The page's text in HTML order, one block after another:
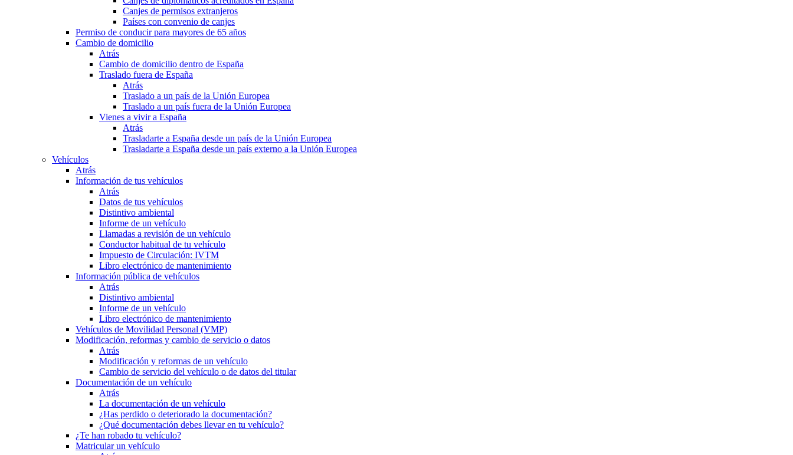
Canjes de permisos extranjeros
Países con convenio de canjes
Permiso de conducir para mayores de 65 años
Cambio de domicilio
Atrás
Cambio de domicilio dentro de España
Traslado fuera de España
Atrás
Traslado a un país de la Unión Europea
Traslado a un país fuera de la Unión Europea
Vienes a vivir a España
Atrás
Trasladarte a España desde un país de la Unión Europea
Trasladarte a España desde un país externo a la Unión Europea
Vehículos
Atrás
Información de tus vehículos
Atrás
Datos de tus vehículos
Distintivo ambiental
Informe de un vehículo
Llamadas a revisión de un vehículo
Conductor habitual de tu vehículo
Impuesto de Circulación: IVTM
Libro electrónico de mantenimiento
Información pública de vehículos
Atrás
Distintivo ambiental
Informe de un vehículo
Libro electrónico de mantenimiento
Vehículos de Movilidad Personal (VMP)
Modificación, reformas y cambio de servicio o datos
Atrás
Modificación y reformas de un vehículo
Cambio de servicio del vehículo o de datos del titular
Documentación de un vehículo
Atrás
La documentación de un vehículo
¿Has perdido o deteriorado la documentación?
¿Qué documentación debes llevar en tu vehículo?
¿Te han robado tu vehículo?
Matricular un vehículo